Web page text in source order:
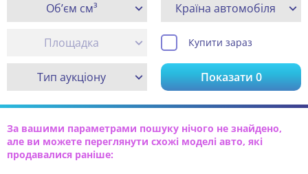
Об’єм см³ Країна автомобіля
Площадка Купити зараз
Тип аукціону Показати0
За вашими параметрами пошуку нічого не знайдено,
але ви можете переглянути схожі моделі авто, які
продавалися раніше: